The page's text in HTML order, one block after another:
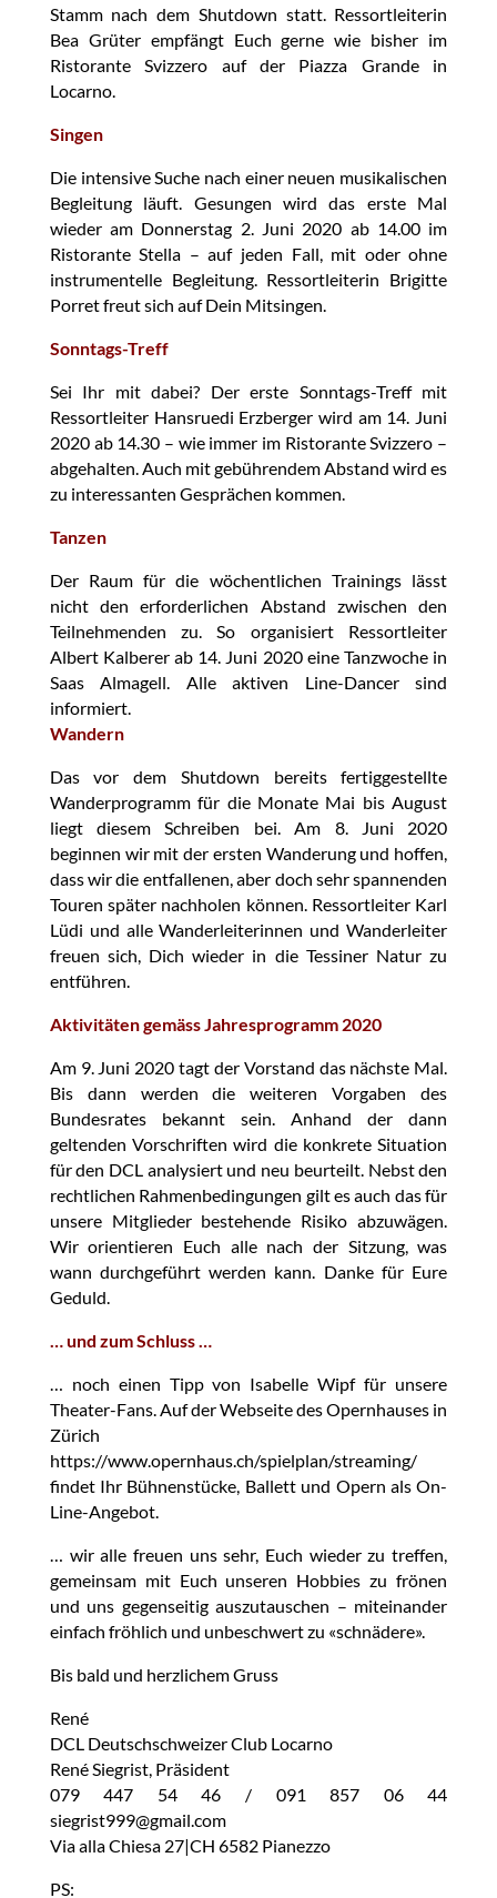
Stamm nach dem Shutdown statt. Ressortleiterin
Bea Grüter empfängt Euch gerne wie bisher im
Ristorante Svizzero auf der Piazza Grande in
Locarno.
Singen
Die intensive Suche nach einer neuen musikalischen
Begleitung läuft. Gesungen wird das erste Mal
wieder am Donnerstag 2. Juni 2020 ab 14.00 im
Ristorante Stella – auf jeden Fall, mit oder ohne
instrumentelle Begleitung. Ressortleiterin Brigitte
Porret freut sich auf Dein Mitsingen.
Sonntags-Treff
Sei Ihr mit dabei? Der erste Sonntags-Treff mit
Ressortleiter Hansruedi Erzberger wird am 14. Juni
2020 ab 14.30 – wie immer im Ristorante Svizzero –
abgehalten. Auch mit gebührendem Abstand wird es
zu interessanten Gesprächen kommen.
Tanzen
Der Raum für die wöchentlichen Trainings lässt
nicht den erforderlichen Abstand zwischen den
Teilnehmenden zu. So organisiert Ressortleiter
Albert Kalberer ab 14. Juni 2020 eine Tanzwoche in
Saas Almagell. Alle aktiven Line-Dancer sind
informiert.
Wandern
Das vor dem Shutdown bereits fertiggestellte
Wanderprogramm für die Monate Mai bis August
liegt diesem Schreiben bei. Am 8. Juni 2020
beginnen wir mit der ersten Wanderung und hoffen,
dass wir die entfallenen, aber doch sehr spannenden
Touren später nachholen können. Ressortleiter Karl
Lüdi und alle Wanderleiterinnen und Wanderleiter
freuen sich, Dich wieder in die Tessiner Natur zu
entführen.
Aktivitäten gemäss Jahresprogramm 2020
Am 9. Juni 2020 tagt der Vorstand das nächste Mal.
Bis dann werden die weiteren Vorgaben des
Bundesrates bekannt sein. Anhand der dann
geltenden Vorschriften wird die konkrete Situation
für den DCL analysiert und neu beurteilt. Nebst den
rechtlichen Rahmenbedingungen gilt es auch das für
unsere Mitglieder bestehende Risiko abzuwägen.
Wir orientieren Euch alle nach der Sitzung, was
wann durchgeführt werden kann. Danke für Eure
Geduld.
… und zum Schluss …
… noch einen Tipp von Isabelle Wipf für unsere
Theater-Fans. Auf der Webseite des Opernhauses in
Zürich
https://www.opernhaus.ch/spielplan/streaming/
findet Ihr Bühnenstücke, Ballett und Opern als On-
Line-Angebot.
… wir alle freuen uns sehr, Euch wieder zu treffen,
gemeinsam mit Euch unseren Hobbies zu frönen
und uns gegenseitig auszutauschen – miteinander
einfach fröhlich und unbeschwert zu «schnädere».
Bis bald und herzlichem Gruss
René
DCL Deutschschweizer Club Locarno
René Siegrist, Präsident
079 447 54 46 / 091 857 06 44
siegrist999@gmail.com
Via alla Chiesa 27|CH 6582 Pianezzo
PS: